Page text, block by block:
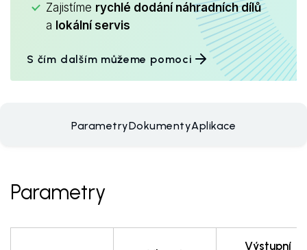
Zajistíme rychlé dodání náhradních dílů
a lokální servis
S čím dalším můžeme pomoci
ParametryDokumentyAplikace
Parametry
Výstupní